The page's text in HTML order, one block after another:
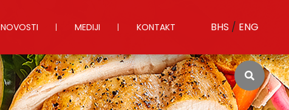
NOVOSTI MEDIJI KONTAKT BHS / ENG